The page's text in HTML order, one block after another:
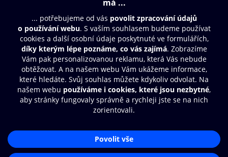
Obsah ke stažení
Moje O2 Knihovna
Další zábava
© O2 Czech Republic a.s.
Přístupnost
Zásady zpracování osobních údajůAplikace O2 Knihovna